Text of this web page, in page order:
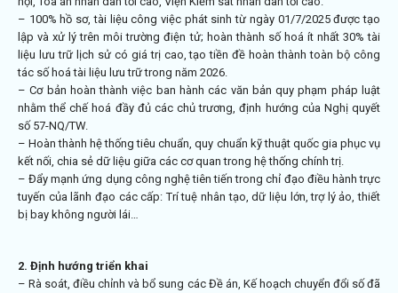
– 100% hồ sơ, tài liệu công việc phát sinh từ ngày 01/7/2025 được tạo
lập và xử lý trên môi trường điện tử; hoàn thành số hoá ít nhất 30% tài
liệu lưu trữ lịch sử có giá trị cao, tạo tiền đề hoàn thành toàn bộ công
tác số hoá tài liệu lưu trữ trong năm 2026.
– Cơ bản hoàn thành việc ban hành các văn bản quy phạm pháp luật
nhằm thể chế hoá đầy đủ các chủ trương, định hướng của Nghị quyết
số 57-NQ/TW.
– Hoàn thành hệ thống tiêu chuẩn, quy chuẩn kỹ thuật quốc gia phục vụ
kết nối, chia sẻ dữ liệu giữa các cơ quan trong hệ thống chính trị.
– Đẩy mạnh ứng dụng công nghệ tiên tiến trong chỉ đạo điều hành trực
tuyến của lãnh đạo các cấp: Trí tuệ nhân tạo, dữ liệu lớn, trợ lý ảo, thiết
bị bay không người lái…
2. Định hướng triển khai
– Rà soát, điều chỉnh và bổ sung các Đề án, Kế hoạch chuyển đổi số đã